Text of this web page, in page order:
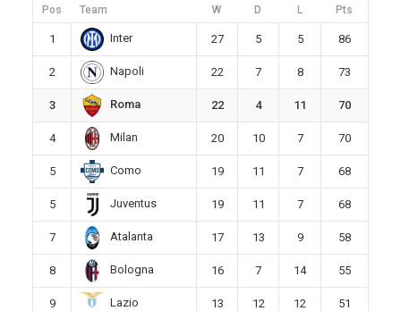
Pos Team W D L Pts
1 Inter 27 5 5 86
2 Napoli 22 7 8 73
3 Roma 22 4 11 70
4 Milan 20 10 7 70
5 Como 19 11 7 68
5 Juventus 19 11 7 68
7 Atalanta 17 13 9 58
8 Bologna 16 7 14 55
9 Lazio 13 12 12 51